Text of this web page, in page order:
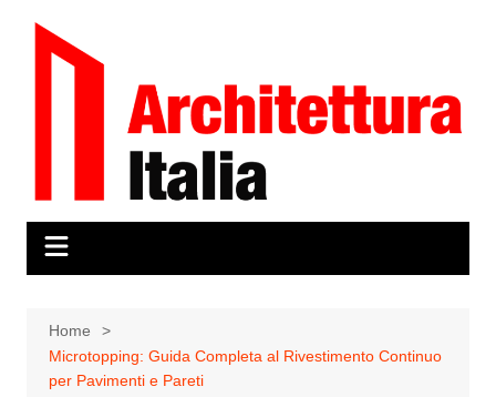
contenuto
Home
Microtopping: Guida Completa al Rivestimento Continuo
per Pavimenti e Pareti